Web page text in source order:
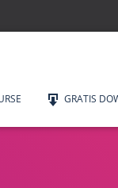
GRATIS